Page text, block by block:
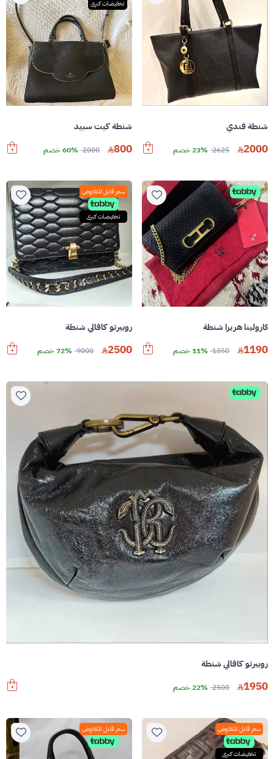
شنطة فندي
2000
2625 23% خصم
تخفيضات كبرى
شنطة كيت سبيد
800
2000 60% خصم
كارولينا هريرا شنطة
1190
1350 11% خصم
سعر قابل للتفاوض
تخفيضات كبرى
روبيرتو كافالي شنطة
2500
9000 72% خصم
روبيرتو كافالي شنطة
1950
2500 22% خصم
سعر قابل للتفاوض
تخفيضات كبرى
سعر قابل للتفاوض